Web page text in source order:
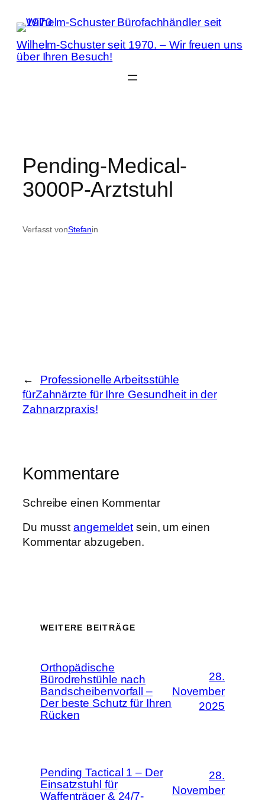
Inhalt
springen
Wilhelm-Schuster seit 1970. – Wir freuen uns
über Ihren Besuch!
Pending-Medical-
3000P-Arztstuhl
Verfasst vonStefanin
←
Professionelle Arbeitsstühle
fürZahnärzte für Ihre Gesundheit in der
Zahnarzpraxis!
Kommentare
Schreibe einen Kommentar
Du musstangemeldetsein, um einen
Kommentar abzugeben.
WEITERE BEITRÄGE
Orthopädische
Bürodrehstühle nach
Bandscheibenvorfall –
Der beste Schutz für Ihren
Rücken
28.
November
2025
Pending Tactical 1 – Der
Einsatzstuhl für
Waffenträger & 24/7-
28.
November